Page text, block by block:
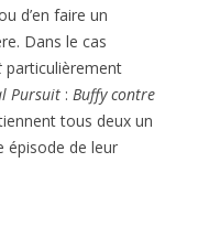
d’en faire un
Dans le cas
particulièrement
Pursuit : Buffy contre
tous deux un
épisode de leur